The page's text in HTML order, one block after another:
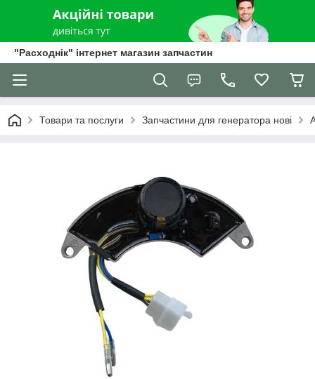
"Расходнік" інтернет магазин запчастин
Товари та послуги Запчастини для генератора нові